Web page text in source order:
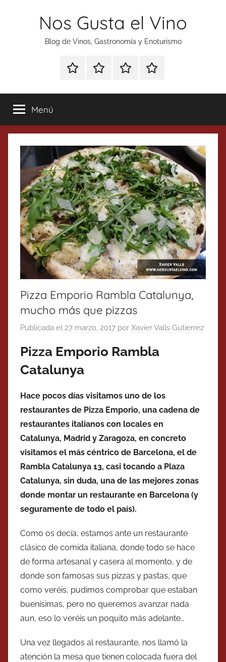
Nos Gusta el Vino
Blog de Vinos, Gastronomía y Enoturismo
Especial
Tonics
Enoturismo
Gastronomía
RankingContacto
Menú
Pizza Emporio Rambla Catalunya,
mucho más que pizzas
Publicada el 27 marzo, 2017 por Xavier Valls Gutierrez
Pizza Emporio Rambla
Catalunya
Hace pocos días visitamos uno de los
restaurantes de Pizza Emporio, una cadena de
restaurantes italianos con locales en
Catalunya, Madrid y Zaragoza, en concreto
visitamos el más céntrico de Barcelona, el de
Rambla Catalunya 13, casi tocando a Plaza
Catalunya, sin duda, una de las mejores zonas
donde montar un restaurante en Barcelona (y
seguramente de todo el país).
Como os decía, estamos ante un restaurante
clásico de comida italiana, donde todo se hace
de forma artesanal y casera al momento, y de
donde son famosas sus pizzas y pastas, que
como veréis, pudimos comprobar que estaban
buenísimas, pero no queremos avanzar nada
aun, eso lo veréis un poquito más adelante…
Una vez llegados al restaurante, nos llamó la
atención la mesa que tienen colocada fuera del